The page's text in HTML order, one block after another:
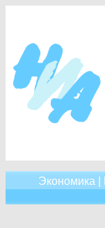
Экономика